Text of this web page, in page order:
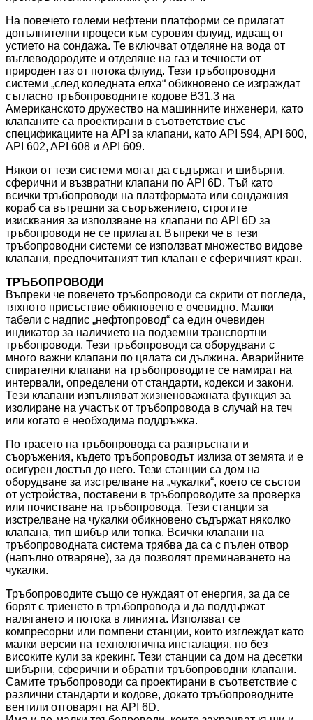
На повечето големи нефтени платформи се прилагат
допълнителни процеси към суровия флуид, идващ от
устието на сондажа. Те включват отделяне на вода от
въглеводородите и отделяне на газ и течности от
природен газ от потока флуид. Тези тръбопроводни
системи „след коледната елха“ обикновено се изграждат
съгласно тръбопроводните кодове B31.3 на
Американското дружество на машинните инженери, като
клапаните са проектирани в съответствие със
спецификациите на API за клапани, като API 594, API 600,
API 602, API 608 и API 609.
Някои от тези системи могат да съдържат и шибърни,
сферични и възвратни клапани по API 6D. Тъй като
всички тръбопроводи на платформата или сондажния
кораб са вътрешни за съоръжението, строгите
изисквания за използване на клапани по API 6D за
тръбопроводи не се прилагат. Въпреки че в тези
тръбопроводни системи се използват множество видове
клапани, предпочитаният тип клапан е сферичният кран.
ТРЪБОПРОВОДИ
Въпреки че повечето тръбопроводи са скрити от погледа,
тяхното присъствие обикновено е очевидно. Малки
табели с надпис „нефтопровод“ са един очевиден
индикатор за наличието на подземни транспортни
тръбопроводи. Тези тръбопроводи са оборудвани с
много важни клапани по цялата си дължина. Аварийните
спирателни клапани на тръбопроводите се намират на
интервали, определени от стандарти, кодекси и закони.
Тези клапани изпълняват жизненоважната функция за
изолиране на участък от тръбопровода в случай на теч
или когато е необходима поддръжка.
По трасето на тръбопровода са разпръснати и
съоръжения, където тръбопроводът излиза от земята и е
осигурен достъп до него. Тези станции са дом на
оборудване за изстрелване на „чукалки“, което се състои
от устройства, поставени в тръбопроводите за проверка
или почистване на тръбопровода. Тези станции за
изстрелване на чукалки обикновено съдържат няколко
клапана, тип шибър или топка. Всички клапани на
тръбопроводната система трябва да са с пълен отвор
(напълно отваряне), за да позволят преминаването на
чукалки.
Тръбопроводите също се нуждаят от енергия, за да се
борят с триенето в тръбопровода и да поддържат
налягането и потока в линията. Използват се
компресорни или помпени станции, които изглеждат като
малки версии на технологична инсталация, но без
високите кули за крекинг. Тези станции са дом на десетки
шибърни, сферични и обратни тръбопроводни клапани.
Самите тръбопроводи са проектирани в съответствие с
различни стандарти и кодове, докато тръбопроводните
вентили отговарят на API 6D.